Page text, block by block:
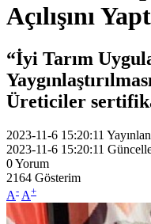
Açılışını
“İyi Tarım
Üreticiler
2023-11-6 15:20:11
2023-11-6 15:20:11
0Yorum
2164 Gösterim
A- A+